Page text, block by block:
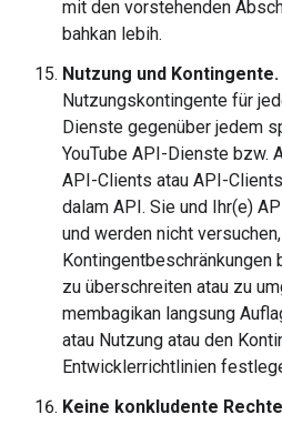
mit den vorstehenden
bahkan lebih.
Nutzung und Kontingente.
Nutzungskontingente für
Dienste gegenüber jedem
YouTube API-Dienste bzw.
API-Clients atau API-
dalam API. Sie und Ihr(e)
und werden nicht
Kontingentbeschränkungen
zu überschreiten atau zu
membagikan langsung
atau Nutzung atau den
Entwicklerrichtlinien
Keine konkludente